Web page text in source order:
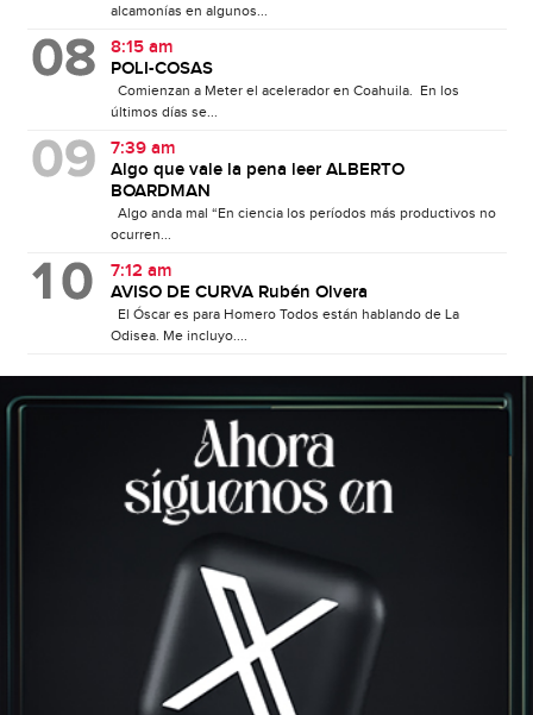
alcamonías en algunos...
8:15 am
POLI-COSAS
Comienzan a Meter el acelerador en Coahuila. En los
últimos días se...
7:39 am
Algo que vale la pena leer ALBERTO
BOARDMAN
Algo anda mal “En ciencia los períodos más productivos no
ocurren...
7:12 am
AVISO DE CURVA Rubén Olvera
El Óscar es para Homero Todos están hablando de La
Odisea. Me incluyo....